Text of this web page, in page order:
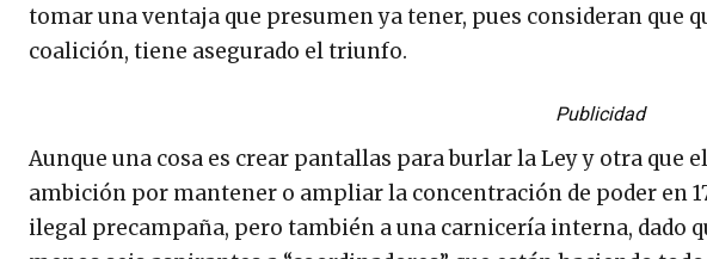
tomar una ventaja que presumen ya tener, pues consideran que
coalición, tiene asegurado el triunfo.
Publicidad
Aunque una cosa es crear pantallas para burlar la Ley y otra que
ambición por mantener o ampliar la concentración de poder en
ilegal precampaña, pero también a una carnicería interna, dado